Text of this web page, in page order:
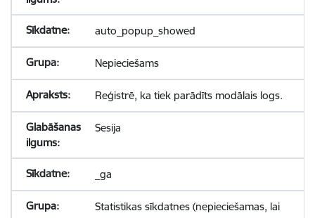
auto_popup_showed
Nepieciešams
Reģistrē, ka tiek parādīts modālais logs.
Sesija
_ga
Statistikas sīkdatnes (nepieciešamas, lai